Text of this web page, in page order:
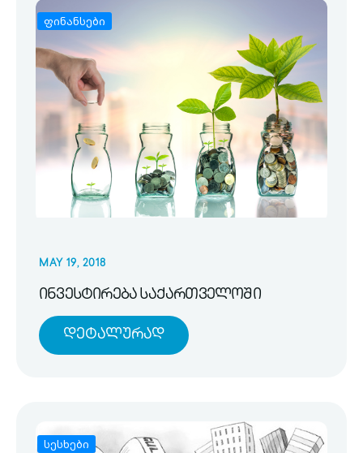
ფინანსები
MAY 19, 2018
ინვესტირება საქართველოში
Დეტალურად
სესხები